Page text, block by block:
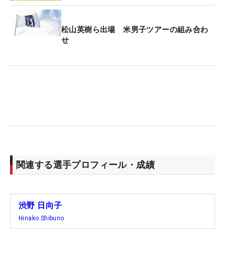
パターは『ピン アンサー プロトタイプ』を継続使
用。昨年の「TOTOジャパンクラシック」から使用
クソンGGG-S028』を選んだ。ボールについては
「ドライバーでの弾くような打感と高い弾道から生
約発表時にコメントしていた。
松山英樹ら出場 米男子ツアーの組み合わ
せ
関連する選手プロフィール・成績
渋野 日向子
Hinako Shibuno